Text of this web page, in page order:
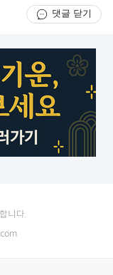
댓글 닫기
니다.